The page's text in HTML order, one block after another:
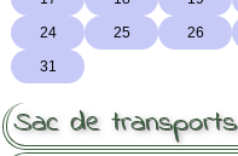
Sac de transports